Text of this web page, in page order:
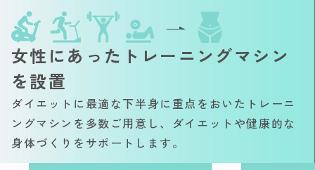
女性にあったトレーニングマシン
を設置
ダイエットに最適な下半身に重点をおいたトレーニ
ングマシンを多数ご用意し、ダイエットや健康的な
身体づくりをサポートします。